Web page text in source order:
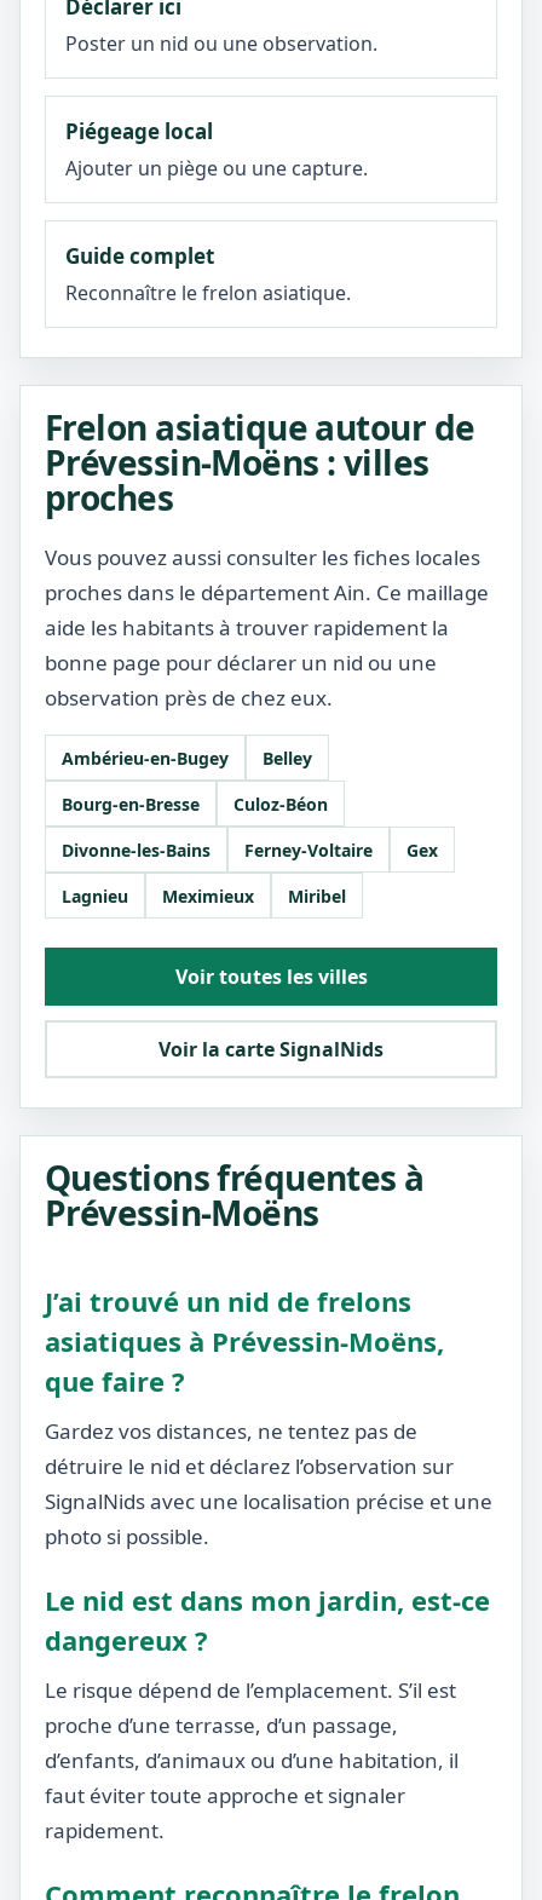
Déclarer ici
Poster un nid ou une observation.
Piégeage local
Ajouter un piège ou une capture.
Guide complet
Reconnaître le frelon asiatique.
Frelon asiatique autour de
Prévessin-Moëns : villes
proches
Vous pouvez aussi consulter les fiches locales
proches dans le département Ain. Ce maillage
aide les habitants à trouver rapidement la
bonne page pour déclarer un nid ou une
observation près de chez eux.
Ambérieu-en-Bugey
Belley
Bourg-en-Bresse
Culoz-Béon
Divonne-les-Bains
Ferney-Voltaire
Gex
Lagnieu
Meximieux Miribel
Voir toutes les villes
Voir la carte SignalNids
Questions fréquentes à
Prévessin-Moëns
J’ai trouvé un nid de frelons
asiatiques à Prévessin-Moëns,
que faire ?
Gardez vos distances, ne tentez pas de
détruire le nid et déclarez l’observation sur
SignalNids avec une localisation précise et une
photo si possible.
Le nid est dans mon jardin, est-ce
dangereux ?
Le risque dépend de l’emplacement. S’il est
proche d’une terrasse, d’un passage,
d’enfants, d’animaux ou d’une habitation, il
faut éviter toute approche et signaler
rapidement.